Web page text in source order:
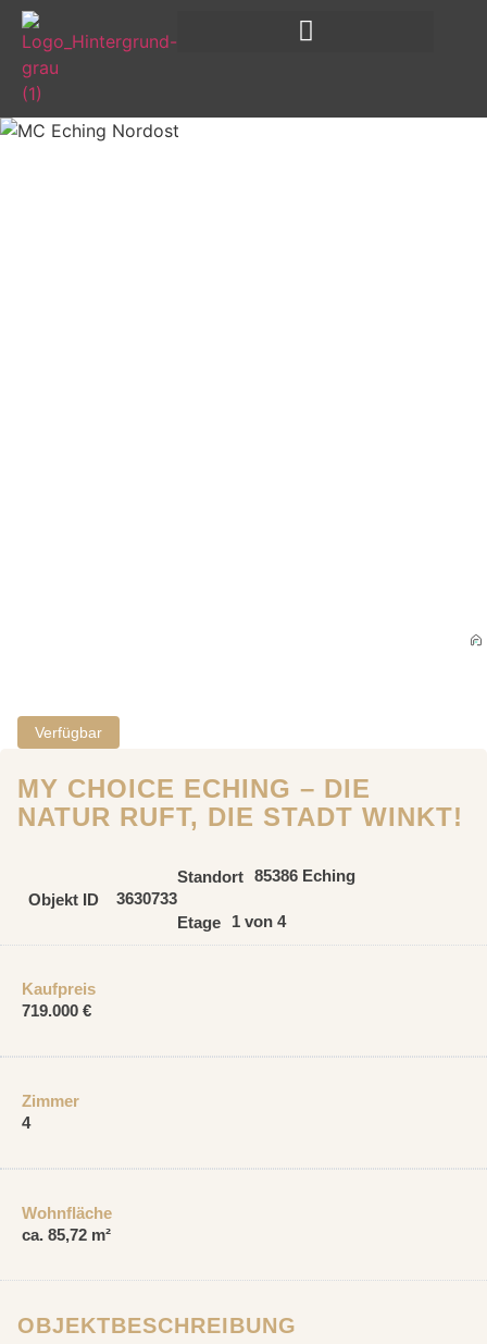
Verfügbar
MY CHOICE ECHING – DIE
NATUR RUFT, DIE STADT WINKT!
Objekt ID 3630733
Standort 85386 Eching
Etage 1 von 4
Kaufpreis
719.000 €
Zimmer
4
Wohnfläche
ca. 85,72 m²
OBJEKTBESCHREIBUNG